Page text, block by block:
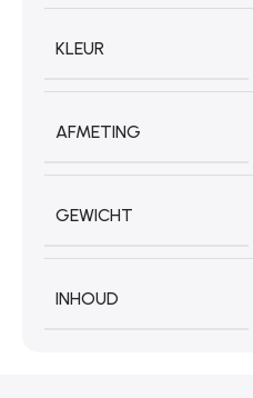
KLEUR
AFMETING
GEWICHT
INHOUD